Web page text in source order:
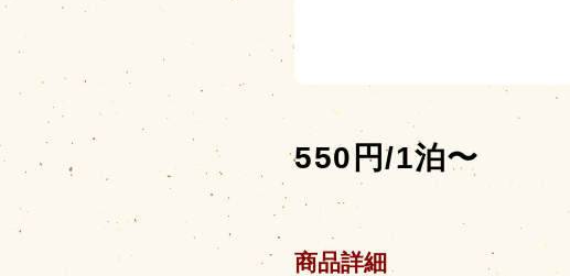
550円/1泊〜
商品詳細